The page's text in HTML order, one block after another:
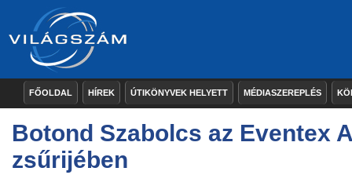
FŐOLDAL HÍREK ÚTIKÖNYVEK HELYETT MÉDIASZEREPLÉS
Botond Szabolcs az Eventex
zsűrijében